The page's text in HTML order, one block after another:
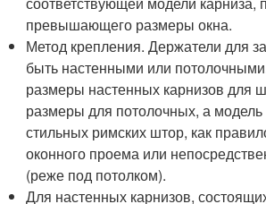
превышающего размеры окна.
Метод крепления. Держатели для
быть настенными или
размеры настенных карнизов для
размеры для потолочных, а
стильных римских штор, как
оконного проема или
(реже под потолком).
Для настенных карнизов,